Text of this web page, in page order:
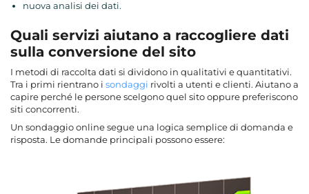
nuova analisi dei dati.
Quali servizi aiutano a raccogliere dati
sulla conversione del sito
I metodi di raccolta dati si dividono in qualitativi e quantitativi.
Tra i primi rientrano i sondaggi rivolti a utenti e clienti. Aiutano a
capire perché le persone scelgono quel sito oppure preferiscono
siti concorrenti.
Un sondaggio online segue una logica semplice di domanda e
risposta. Le domande principali possono essere: